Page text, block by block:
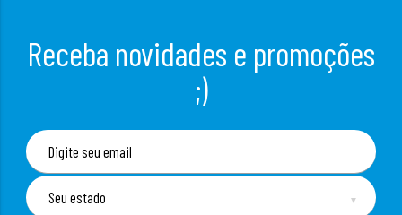
Receba novidades e promoções
;)
▼